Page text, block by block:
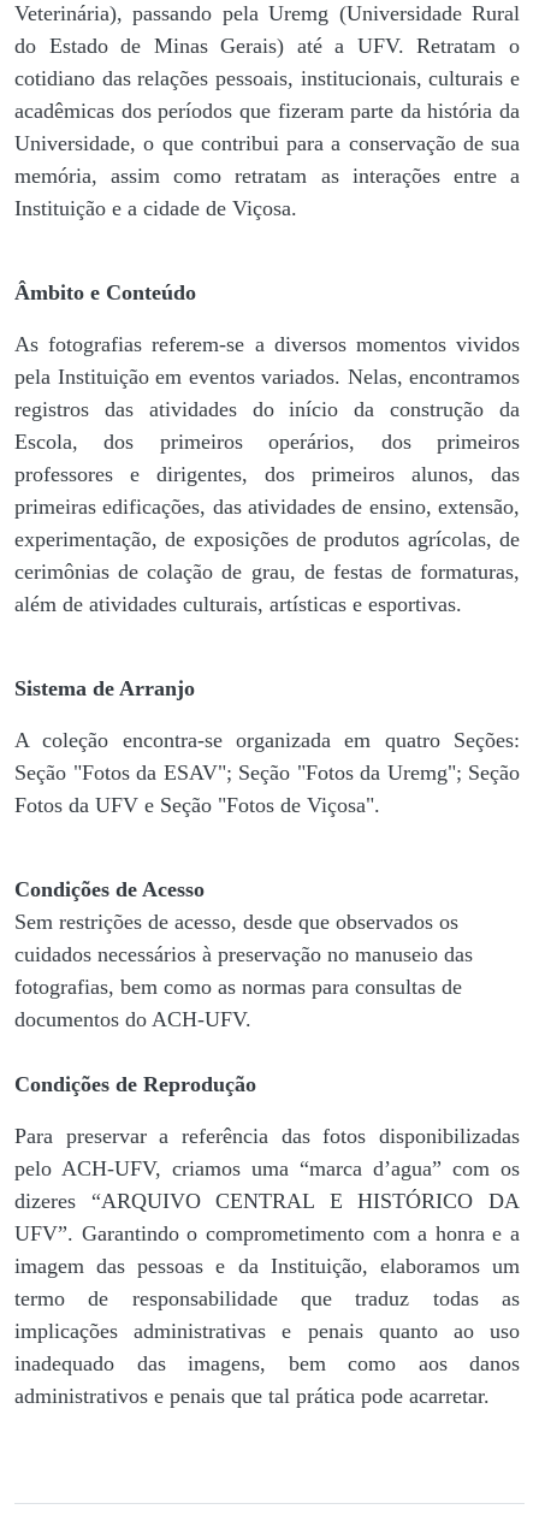
Veterinária), passando pela Uremg (Universidade Rural
do Estado de Minas Gerais) até a UFV. Retratam o
cotidiano das relações pessoais, institucionais, culturais e
acadêmicas dos períodos que fizeram parte da história da
Universidade, o que contribui para a conservação de sua
memória, assim como retratam as interações entre a
Instituição e a cidade de Viçosa.
Âmbito e Conteúdo
As fotografias referem-se a diversos momentos vividos
pela Instituição em eventos variados. Nelas, encontramos
registros das atividades do início da construção da
Escola, dos primeiros operários, dos primeiros
professores e dirigentes, ​dos primeiros alunos, das
primeiras edificações, das atividades de ensino, extensão,
experimentação, de exposições de produtos agrícolas, de
cerimônias de colação de grau, de festas de formaturas,
além de atividades culturais, artísticas e esportivas.
Sistema de Arranjo
A coleção encontra-se organizada em quatro Seções:
Seção "Fotos da ESAV"; Seção "Fotos da Uremg"; Seção
Fotos da UFV e Seção "Fotos de Viçosa".
Condições de Acesso
Sem restrições de acesso, desde que observados os
cuidados necessários à preservação no manuseio das
fotografias, bem como as normas para consultas de
documentos do ACH-UFV.
Condições de Reprodução
Para preservar a referência das fotos disponibilizadas
pelo ACH-UFV, criamos uma “marca d’agua” com os
dizeres “ARQUIVO CENTRAL E HISTÓRICO DA
UFV”. Garantindo o comprometimento com a honra e a
imagem das pessoas e da Instituição, elaboramos um
termo de responsabilidade que traduz todas as
implicações administrativas e penais quanto ao uso
inadequado das imagens, bem como aos danos
administrativos e penais que tal prática pode acarretar.